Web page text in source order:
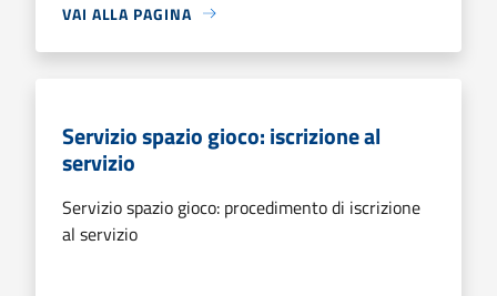
VAI ALLA PAGINA
Servizio spazio gioco: iscrizione al
servizio
Servizio spazio gioco: procedimento di iscrizione
al servizio